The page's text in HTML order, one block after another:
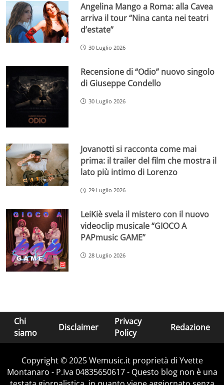
Angelina Mango a Roma: alla Cavea
arriva il tour “Nina canta nei teatri
d’estate”
30 Luglio 2026
Recensione di “Odio” nuovo singolo
di Giuseppe Condello
30 Luglio 2026
Jovanotti si racconta come mai
prima: il trailer del film che mostra il
lato più intimo di Lorenzo
29 Luglio 2026
LeiKiè svela il mistero con il nuovo
videoclip musicale “GIOCO A
PAPmusic GAME”
28 Luglio 2026
Chi
siamo
Disclaimer
Privacy
Policy
Redazione
Copyright © 2025 Wemusic.it proprietà di Yvette
Montanaro - P.Iva 04835650617 - Questo blog non è una